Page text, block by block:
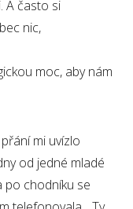
A často si
nic,
moc, aby nám
mi uvízlo
od jedné mladé
po chodníku se